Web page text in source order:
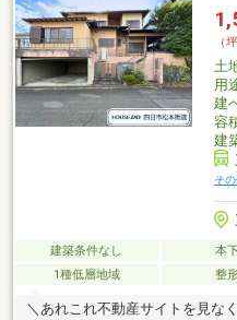
地から建てるってどうしたらい
疑問にすべて丁寧にお答えしま
＝＝＝＝＝＝＝＝＝＝＝＝
（
土
用
建
容
建
そ
建築条件なし 本
1種低層地域
整
＼あれこれ不動産サイトを見な